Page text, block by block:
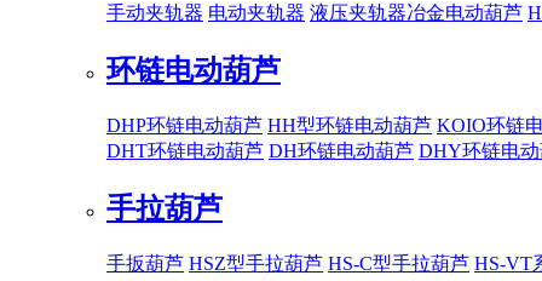
手动夹轨器 电动夹轨器 液压夹轨器冶金电动葫芦
环链电动葫芦
DHP环链电动葫芦 HH型环链电动葫芦 KOIO环链
DHT环链电动葫芦 DH环链电动葫芦 DHY环链电
手拉葫芦
手扳葫芦 HSZ型手拉葫芦 HS-C型手拉葫芦 HS-VT